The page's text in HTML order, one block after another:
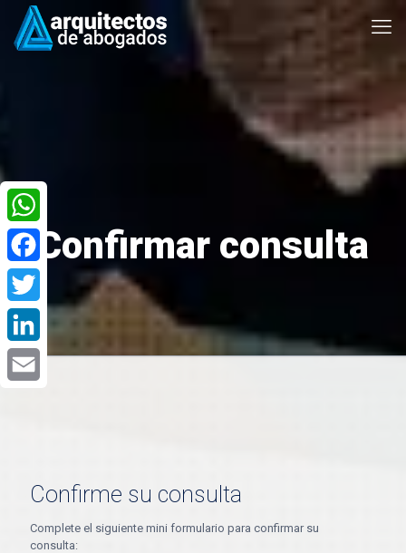
Confirmar consulta
Confirme su consulta
Complete el siguiente mini formulario para confirmar su
consulta:
WhatsApp
Facebook
Twitter
LinkedIn